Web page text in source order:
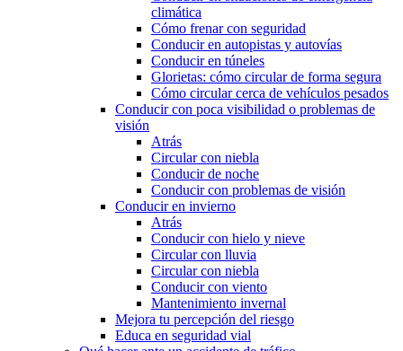
climática
Cómo frenar con seguridad
Conducir en autopistas y autovías
Conducir en túneles
Glorietas: cómo circular de forma segura
Cómo circular cerca de vehículos pesados
Conducir con poca visibilidad o problemas de
visión
Atrás
Circular con niebla
Conducir de noche
Conducir con problemas de visión
Conducir en invierno
Atrás
Conducir con hielo y nieve
Circular con lluvia
Circular con niebla
Conducir con viento
Mantenimiento invernal
Mejora tu percepción del riesgo
Educa en seguridad vial